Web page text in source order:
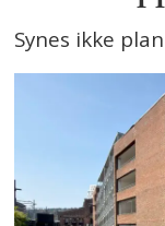
Synes ikke